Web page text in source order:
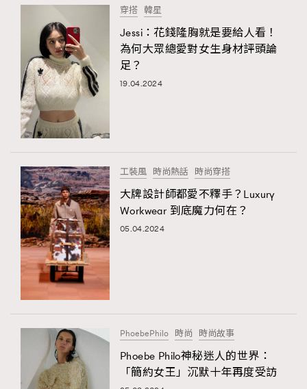
FigaroBeautyRitual
FigaroCeleb 547
FigaroCinéma
FigaroDigitalCover
FigaroGadget
FigaroHealth 647
FigaroHub 128
FigaroIcon
FigaroLifestyle 230
FigaroLove 89
FigaroMasterclass 20
FigaroMusic 90
#FigaroExhibition Wyman 揭曉 Figaro Exhibition
第二站！
法國五月French May專訪四位香港文藝代表
穿搭 韓星
Jessi：花錢隆胸就是要給人看！
為何大眾總愛對女生身材評頭論
足？
19.04.2024
工裝風 時尚熱話 時尚穿搭
大牌設計師都愛不釋手？Luxury
Workwear 到底魔力何在？
05.04.2024
PhoebePhilo 時尚 時尚故事
Phoebe Philo神秘迷人的世界：
「簡約女王」沉默十年再度受訪